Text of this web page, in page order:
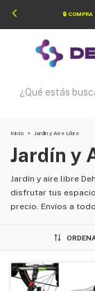
🔒
Inicio > Jardín y Aire Libre
Jardín y
Jardín y aire libre
disfrutar tus
precio. Envíos a